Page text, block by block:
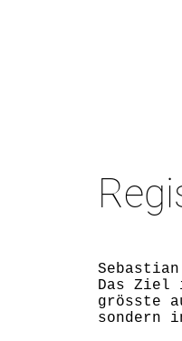
Das Ziel
grösste
sondern